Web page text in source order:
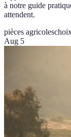
à notre guide
attendent.
pièces agricoles
Aug 5